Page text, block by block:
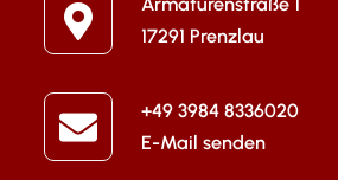
17291 Prenzlau
+49 3984 8336020
E-Mail senden